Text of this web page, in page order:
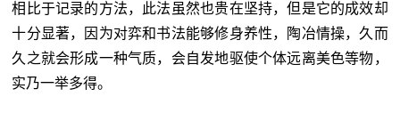
相比于记录的方法，此法虽然也贵在坚持，但是它的成效却
十分显著，因为对弈和书法能够修身养性，陶冶情操，久而
久之就会形成一种气质，会自发地驱使个体远离美色等物，
实乃一举多得。